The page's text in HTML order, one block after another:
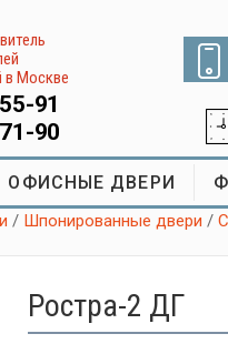
в Москве
91
90
ОФИСНЫЕ ДВЕРИ
/ Шпонированные двери /
Ростра-2 ДГ